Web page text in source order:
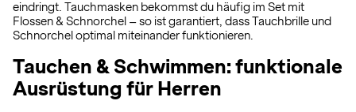
eindringt. Tauchmasken bekommst du häufig im Set mit
Flossen & Schnorchel – so ist garantiert, dass Tauchbrille und
Schnorchel optimal miteinander funktionieren.
Tauchen & Schwimmen: funktionale
Ausrüstung für Herren